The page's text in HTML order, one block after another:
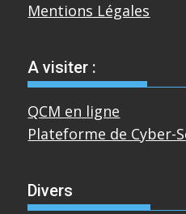
Mentions Légales
A visiter :
QCM en ligne
Plateforme de Cyber-
Divers